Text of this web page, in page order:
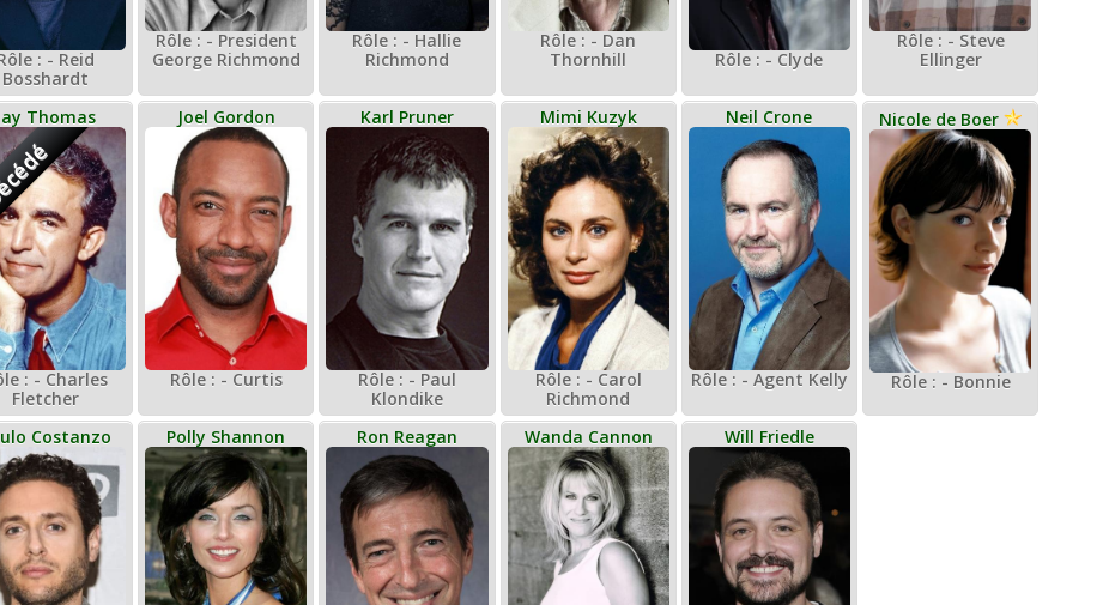
: - Reid
Bosshardt
Rôle : - President
George Richmond
Rôle : - Hallie
Richmond
Rôle : - Dan
Thornhill
Rôle : - Clyde
Rôle : - Steve
Ellinger
Thomas
: - Charles
Fletcher
Joel Gordon
Rôle : - Curtis
Karl Pruner
Rôle : - Paul
Klondike
Mimi Kuzyk
Rôle : - Carol
Richmond
Neil Crone
Rôle : - Agent Kelly
Nicole de Boer
Rôle : - Bonnie
Costanzo Polly Shannon Ron Reagan Wanda Cannon Will Friedle